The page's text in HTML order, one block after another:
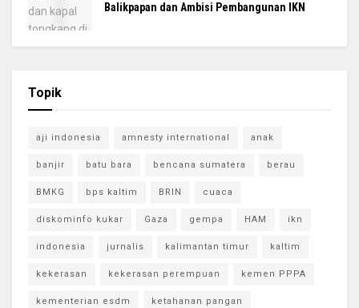
Balikpapan dan Ambisi Pembangunan IKN
Topik
aji indonesia amnesty international anak
banjir batu bara bencana sumatera berau
BMKG bps kaltim BRIN cuaca
diskominfo kukar Gaza gempa HAM ikn
indonesia jurnalis kalimantan timur kaltim
kekerasan kekerasan perempuan kemen PPPA
kementerian esdm ketahanan pangan